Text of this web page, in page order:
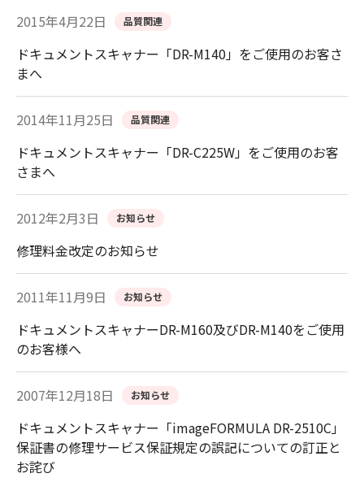
2015年4月22日 品質関連
ドキュメントスキャナー「DR-M140」をご使用のお客さ
まへ
2014年11月25日 品質関連
ドキュメントスキャナー「DR-C225W」をご使用のお客
さまへ
2012年2月3日 お知らせ
修理料金改定のお知らせ
2011年11月9日 お知らせ
ドキュメントスキャナーDR-M160及びDR-M140をご使用
のお客様へ
2007年12月18日 お知らせ
ドキュメントスキャナー「imageFORMULA DR-2510C」
保証書の修理サービス保証規定の誤記についての訂正と
お詫び